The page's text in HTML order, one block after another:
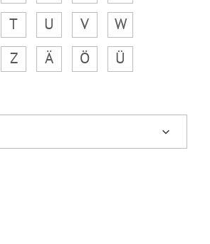
T U V
W
Z Ä Ö
Ü